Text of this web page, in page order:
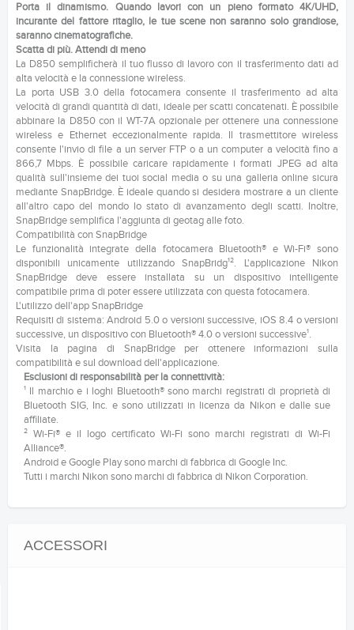
Porta il dinamismo. Quando lavori con un pieno formato 4K/UHD,
incurante del fattore ritaglio, le tue scene non saranno solo grandiose,
saranno cinematografiche.
Scatta di più. Attendi di meno
La D850 semplificherà il tuo flusso di lavoro con il trasferimento dati ad
alta velocità e la connessione wireless.
La porta USB 3.0 della fotocamera consente il trasferimento ad alta
velocità di grandi quantità di dati, ideale per scatti concatenati. È possibile
abbinare la D850 con il WT-7A opzionale per ottenere una connessione
wireless e Ethernet eccezionalmente rapida. Il trasmettitore wireless
consente l'invio di file a un server FTP o a un computer a velocità fino a
866,7 Mbps. È possibile caricare rapidamente i formati JPEG ad alta
qualità sull'insieme dei tuoi social media o su una galleria online sicura
mediante SnapBridge. È ideale quando si desidera mostrare a un cliente
all'altro capo del mondo lo stato di avanzamento degli scatti. Inoltre,
SnapBridge semplifica l'aggiunta di geotag alle foto.
Compatibilità con SnapBridge
Le funzionalità integrate della fotocamera Bluetooth® e Wi-Fi® sono
disponibili unicamente utilizzando SnapBridg¹². L'applicazione Nikon
SnapBridge deve essere installata su un dispositivo intelligente
compatibile prima di poter essere utilizzata con questa fotocamera.
L'utilizzo dell'app SnapBridge
Requisiti di sistema: Android 5.0 o versioni successive, iOS 8.4 o versioni
successive, un dispositivo con Bluetooth® 4.0 o versioni successive¹.
Visita la pagina di SnapBridge per ottenere informazioni sulla
compatibilità e sul download dell'applicazione.
Esclusioni di responsabilità per la connettività:
¹ Il marchio e i loghi Bluetooth® sono marchi registrati di proprietà di
Bluetooth SIG, Inc. e sono utilizzati in licenza da Nikon e dalle sue
affiliate.
² Wi-Fi® e il logo certificato Wi-Fi sono marchi registrati di Wi-Fi
Alliance®.
Android e Google Play sono marchi di fabbrica di Google Inc.
Tutti i marchi Nikon sono marchi di fabbrica di Nikon Corporation.
ACCESSORI